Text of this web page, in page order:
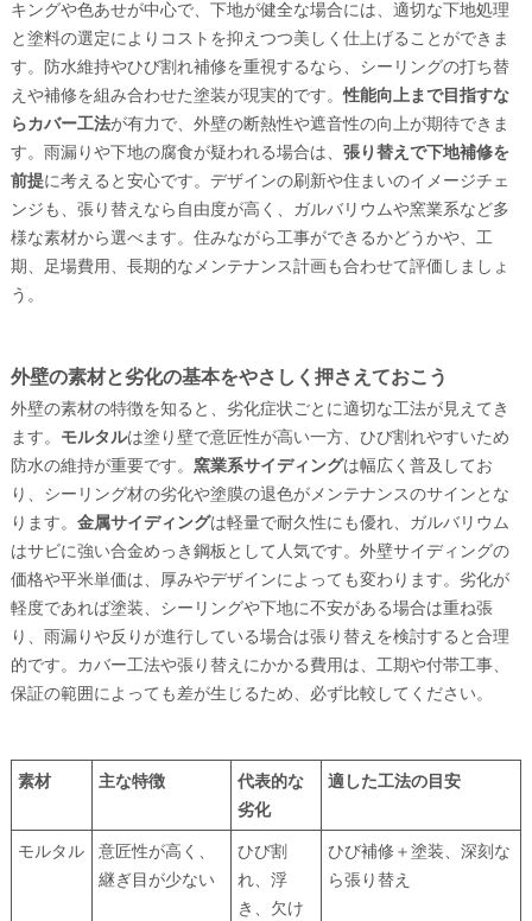
キングや色あせが中心で、下地が健全な場合には、適切な下地処理
と塗料の選定によりコストを抑えつつ美しく仕上げることができま
す。防水維持やひび割れ補修を重視するなら、シーリングの打ち替
えや補修を組み合わせた塗装が現実的です。性能向上まで目指すな
らカバー工法が有力で、外壁の断熱性や遮音性の向上が期待できま
す。雨漏りや下地の腐食が疑われる場合は、 張り替えで下地補修を
前提に考えると安心です。デザインの刷新や住まいのイメージチェ
ンジも、張り替えなら自由度が高く、ガルバリウムや窯業系など多
様な素材から選べます。住みながら工事ができるかどうかや、工
期、足場費用、長期的なメンテナンス計画も合わせて評価しましょ
う。
外壁の素材と劣化の基本をやさしく押さえておこう
外壁の素材の特徴を知ると、劣化症状ごとに適切な工法が見えてき
ます。 モルタルは塗り壁で意匠性が高い一方、ひび割れやすいため
防水の維持が重要です。 窯業系サイディングは幅広く普及してお
り、シーリング材の劣化や塗膜の退色がメンテナンスのサインとな
ります。 金属サイディングは軽量で耐久性にも優れ、ガルバリウム
はサビに強い合金めっき鋼板として人気です。外壁サイディングの
価格や平米単価は、厚みやデザインによっても変わります。劣化が
軽度であれば塗装、シーリングや下地に不安がある場合は重ね張
り、雨漏りや反りが進行している場合は張り替えを検討すると合理
的です。カバー工法や張り替えにかかる費用は、工期や付帯工事、
保証の範囲によっても差が生じるため、必ず比較してください。
素材 主な特徴
代表的な
劣化
適した工法の目安
モルタル
意匠性が高く、
継ぎ目が少ない
ひび割
れ、浮
き、欠け
ひび補修＋塗装、深刻な
ら張り替え